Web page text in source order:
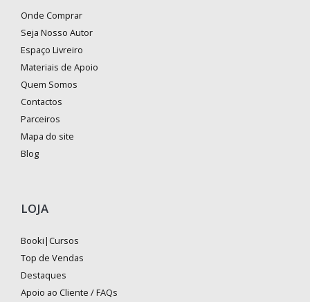
Onde Comprar
Seja Nosso Autor
Espaço Livreiro
Materiais de Apoio
Quem Somos
Contactos
Parceiros
Mapa do site
Blog
LOJA
Booki|Cursos
Top de Vendas
Destaques
Apoio ao Cliente / FAQs